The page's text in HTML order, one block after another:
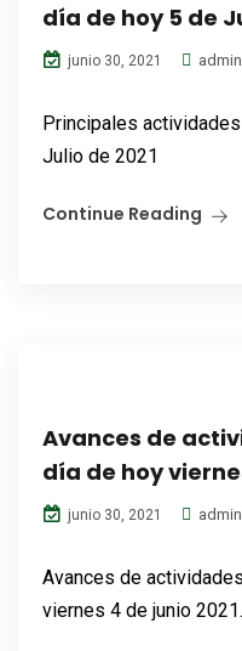
día de hoy 5 de
junio 30, 2021 admin
Principales
Julio de 2021
Continue Reading
Avances de
día de hoy
junio 30, 2021 admin
Avances de
viernes 4 de junio 2021.